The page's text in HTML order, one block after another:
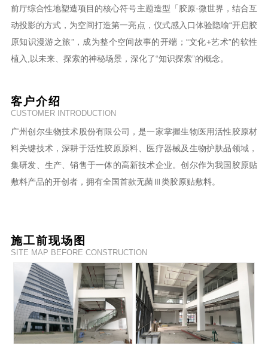
前厅综合性地塑造项目的核心符号主题造型「胶原·微世界，结合互
动投影的方式，为空间打造第一亮点，仪式感入口体验隐喻“开启胶
原知识漫游之旅”，成为整个空间故事的开端；“文化+艺术”的软性
植入,以未来、探索的神秘场景，深化了“知识探索”的概念。
客户介绍
CUSTOMER INTRODUCTION
广州创尔生物技术股份有限公司，是一家掌握生物医用活性胶原材
料关键技术，深耕于活性胶原原料、医疗器械及生物护肤品领域，
集研发、生产、销售于一体的高新技术企业。创尔作为我国胶原贴
敷料产品的开创者，拥有全国首款无菌Ⅲ类胶原贴敷料。
施工前现场图
SITE MAP BEFORE CONSTRUCTION